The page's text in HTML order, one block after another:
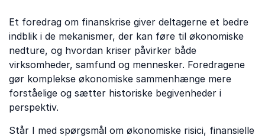
Et foredrag om finanskrise giver deltagerne et bedre
indblik i de mekanismer, der kan føre til økonomiske
nedture, og hvordan kriser påvirker både
virksomheder, samfund og mennesker. Foredragene
gør komplekse økonomiske sammenhænge mere
forståelige og sætter historiske begivenheder i
perspektiv.
Står I med spørgsmål om økonomiske risici, finansielle